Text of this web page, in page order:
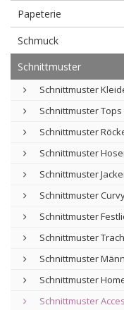
Papeterie
Schmuck
Schnittmuster
Schnittmuster
Schnittmuster Tops
Schnittmuster
Schnittmuster
Schnittmuster
Schnittmuster
Schnittmuster
Schnittmuster
Schnittmuster
Schnittmuster
Schnittmuster